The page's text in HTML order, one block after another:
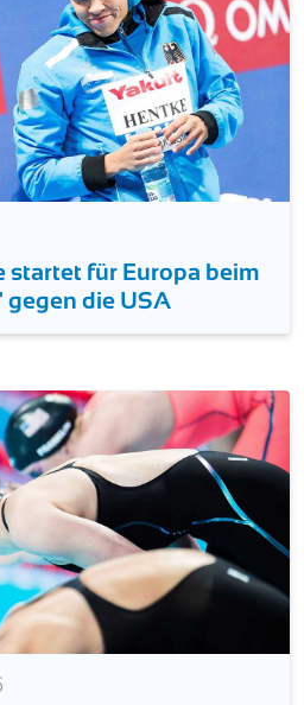
startet für Europa beim
gegen die USA